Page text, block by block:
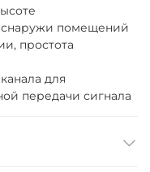
снаружи помещений
простота
для
передачи сигнала